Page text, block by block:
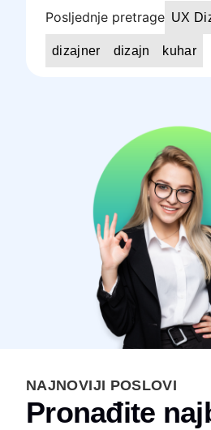
Posljednje pretrage UX
dizajner dizajn kuhar
NAJNOVIJI POSLOVI
Pronađite